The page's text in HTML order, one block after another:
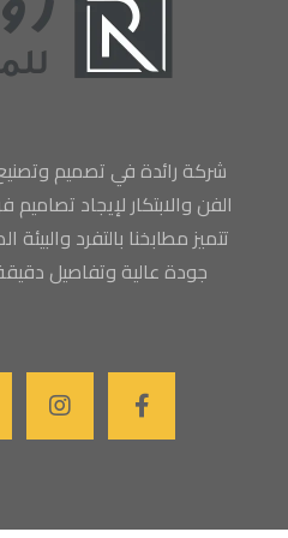
شركة رائدة في تصميم
الفن والابتكار لإيجاد
تتميز مطابخنا بالتفرد
جودة عالية وتفاصيل